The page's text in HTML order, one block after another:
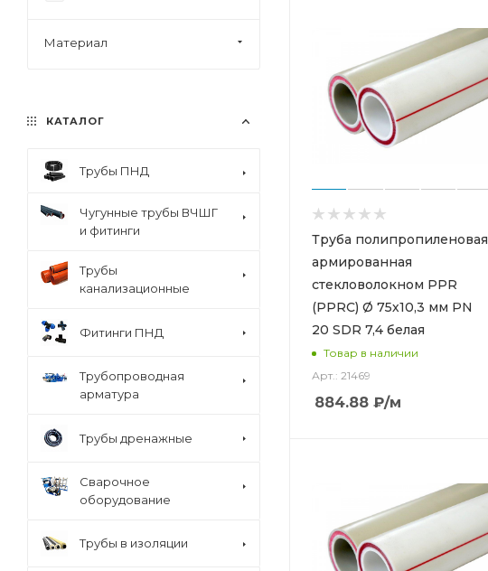
Труба полипропиленовая
армированная
стекловолокном PPR
(PPRC) Ø 75х10,3 мм PN
20 SDR 7,4 белая
Товар в наличии
Арт.: 21469
884.88 ₽/м
Материал
КАТАЛОГ
Трубы ПНД
Чугунные трубы ВЧШГ
и фитинги
Трубы
канализационные
Фитинги ПНД
Трубопроводная
арматура
Трубы дренажные
Сварочное
оборудование
Трубы в изоляции